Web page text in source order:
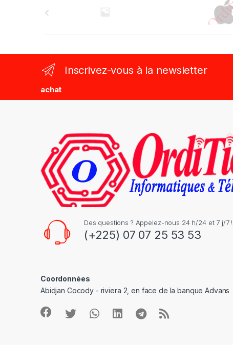
s
Inscrivez-vous à la newsletter
achat
Des questions ? Appelez-nous 24 h/24 et 7 j/7 !
(+225) 07 07 25 53 53
Coordonnées
Abidjan Cocody - riviera 2, en face de la banque Advans